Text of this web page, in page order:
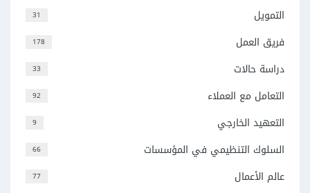
31 التمويل
178 فريق العمل
33 دراسة حالات
92 التعامل مع العملاء
9 التعهيد الخارجي
66 السلوك التنظيمي في المؤسسات
77 عالم الأعمال